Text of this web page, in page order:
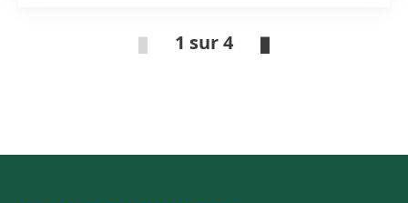
1 sur 4